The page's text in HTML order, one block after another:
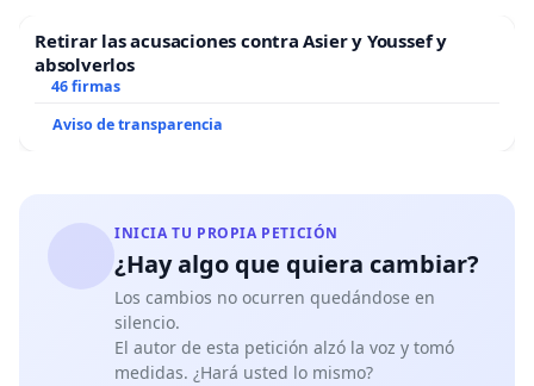
Retirar las acusaciones contra Asier y Youssef y
absolverlos
46 firmas
Aviso de transparencia
INICIA TU PROPIA PETICIÓN
¿Hay algo que quiera cambiar?
Los cambios no ocurren quedándose en
silencio.
El autor de esta petición alzó la voz y tomó
medidas. ¿Hará usted lo mismo?